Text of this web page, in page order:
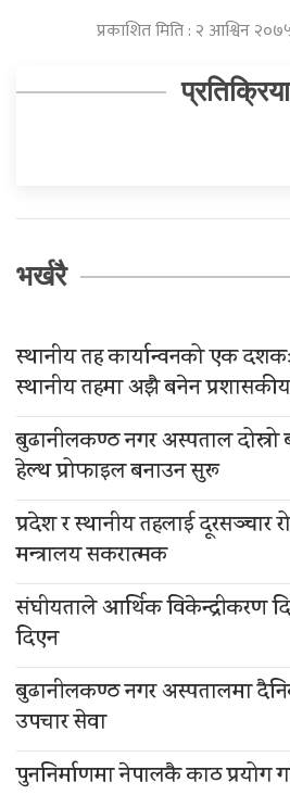
प्रकाशित मिति : २ आश्विन
प्रतिक्रिया
भर्खरै
स्थानीय तह कार्यान्वनको एक
स्थानीय तहमा अझै बनेन
बुढानीलकण्ठ नगर अस्पताल दोस्रो
हेल्थ प्रोफाइल बनाउन सुरू
प्रदेश र स्थानीय तहलाई दूरसञ्चार
मन्त्रालय सकरात्मक
संघीयताले आर्थिक विकेन्द्रीकरण
दिएन
बुढानीलकण्ठ नगर अस्पतालमा
उपचार सेवा
पुननिर्माणमा नेपालकै काठ प्रयोग